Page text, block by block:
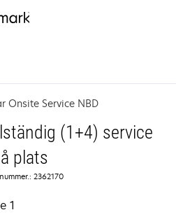
Onsite Service NBD
(1+4) service
plats
2362170